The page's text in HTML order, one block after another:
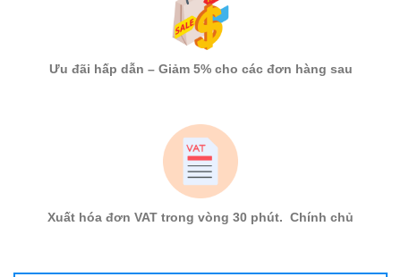
Ưu đãi hấp dẫn – Giảm 5% cho các đơn hàng sau
Xuất hóa đơn VAT trong vòng 30 phút. Chính chủ